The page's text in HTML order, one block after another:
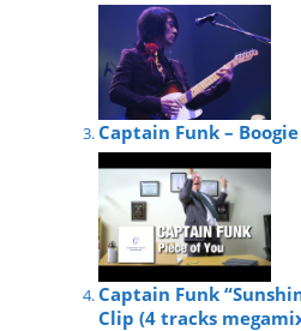
Captain Funk –
Captain Funk
Clip (4 tracks